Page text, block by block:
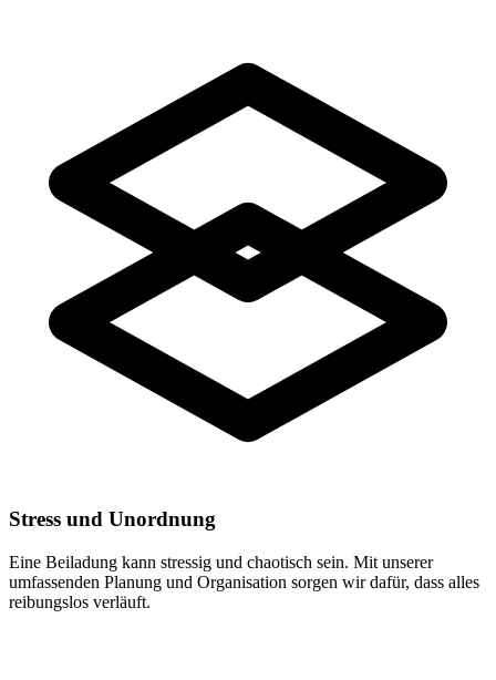
Stress und Unordnung
Eine Beiladung kann stressig und chaotisch sein. Mit unserer
umfassenden Planung und Organisation sorgen wir dafür, dass alles
reibungslos verläuft.